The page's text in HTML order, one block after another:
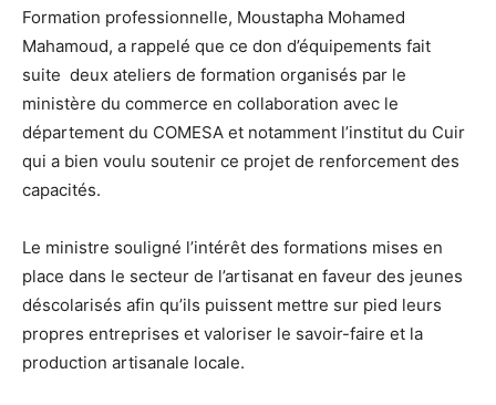
Formation professionnelle, Moustapha Mohamed
Mahamoud, a rappelé que ce don d’équipements fait
suite deux ateliers de formation organisés par le
ministère du commerce en collaboration avec le
département du COMESA et notamment l’institut du Cuir
qui a bien voulu soutenir ce projet de renforcement des
capacités.
Le ministre souligné l’intérêt des formations mises en
place dans le secteur de l’artisanat en faveur des jeunes
déscolarisés afin qu’ils puissent mettre sur pied leurs
propres entreprises et valoriser le savoir-faire et la
production artisanale locale.